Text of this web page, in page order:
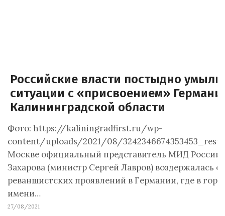
Российские власти постыдно
ситуации с «присвоением»
Калининградской области
Фото: https://kaliningradfirst.ru/wp-
content/uploads/2021/08/
Москве официальный представитель МИД России
Захарова (министр Сергей Лавров) воздержалась
реваншистских проявлений в Германии, где в
имени…
27/08/2021